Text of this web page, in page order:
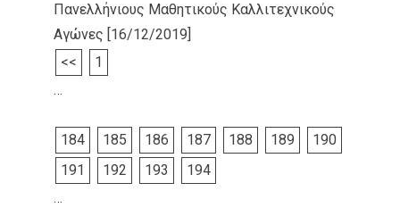
Πανελλήνιους Μαθητικούς Καλλιτεχνικούς
Αγώνες [16/12/2019]
<<
1
…
184 185 186 187 188 189
190
191
192 193
194
…